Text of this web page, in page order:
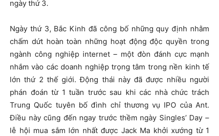
ngày thứ 3.
Ngày thứ 3, Bắc Kinh đã công bố những quy định nhằm
chấm dứt hoàn toàn những hoạt động độc quyền trong
ngành công nghiệp internet – một đòn đánh cực mạnh
nhắm vào các doanh nghiệp trọng tâm trong nền kinh tế
lớn thứ 2 thế giới. Động thái này đã được nhiều người
phán đoán từ 1 tuần trước sau khi các nhà chức trách
Trung Quốc tuyên bố đình chỉ thương vụ IPO của Ant.
Điều này cũng đến ngay trước thềm ngày Singles’ Day –
lễ hội mua sắm lớn nhất được Jack Ma khởi xướng từ 1